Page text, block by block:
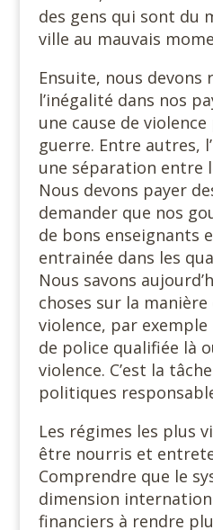
des gens qui sont du
ville au mauvais
Ensuite, nous devons
l’inégalité dans nos
une cause de
guerre. Entre autres,
une séparation entre
Nous devons payer
demander que nos
de bons enseignants
entrainée dans les
Nous savons
choses sur la
violence, par
de police qualifiée là
violence. C’est la
politiques
Les régimes les plus
être nourris et
Comprendre que le
dimension
financiers à rendre